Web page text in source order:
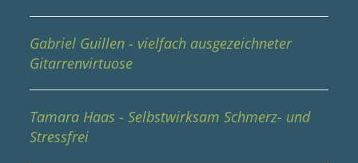
Gabriel Guillen - vielfach ausgezeichneter
Gitarrenvirtuose
Tamara Haas - Selbstwirksam Schmerz- und
Stressfrei